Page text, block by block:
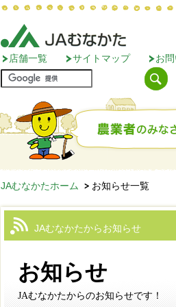
店舗一覧 サイトマップ お
JAむなかたホーム お知らせ一覧
JAむなかたからお知らせ
お知らせ
JAむなかたからのお知らせです！